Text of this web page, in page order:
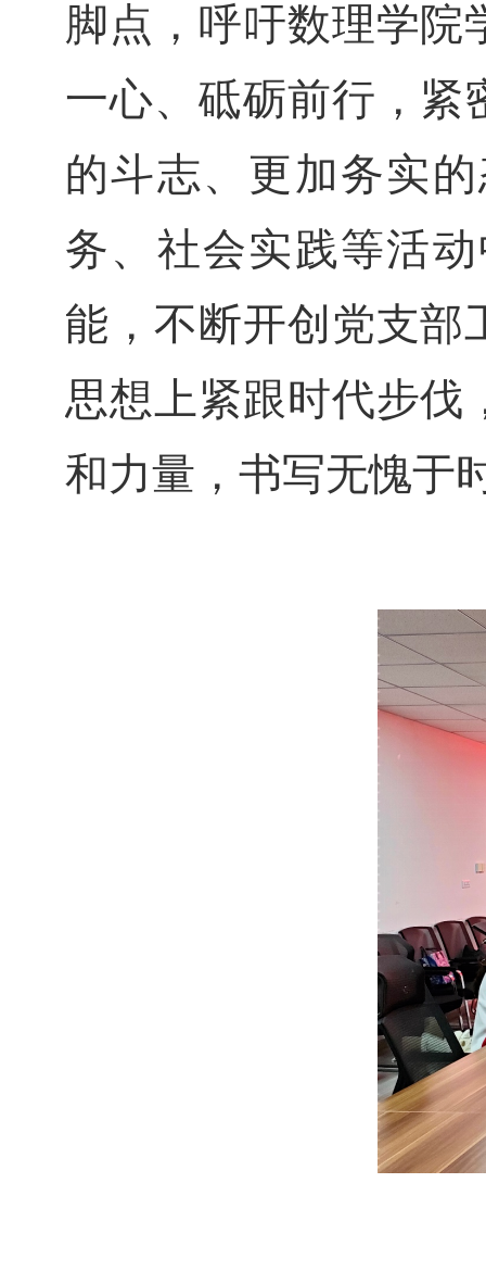
脚点，呼吁数理学院
一心、砥砺前行，紧
的斗志、更加务实
务、社会实践等活
能，不断开创党支部
思想上紧跟时代步伐
和力量，书写无愧于